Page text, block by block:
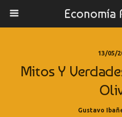
Economía
13/05/
Mitos Y
Gustavo